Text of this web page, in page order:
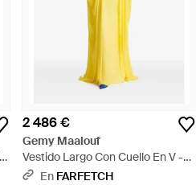
2 486 €
Gemy Maalouf
Vestido Largo Con Cuello En V -
Amarillo
En FARFETCH